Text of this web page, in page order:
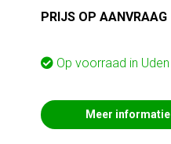
PRIJS OP AANVRAAG
Op voorraad in Uden
Meer informatie